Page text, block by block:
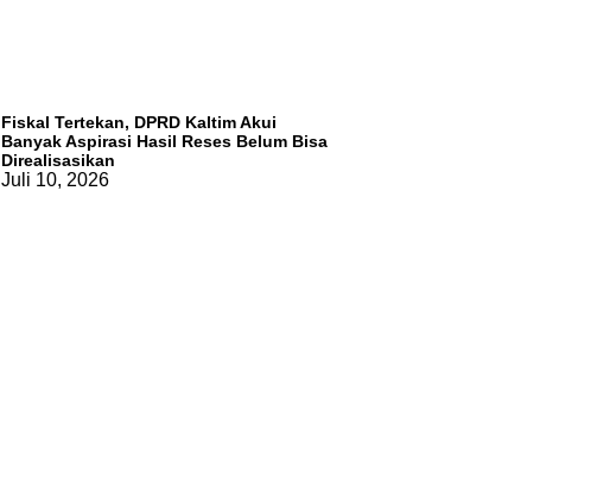
Fiskal Tertekan, DPRD Kaltim Akui
Banyak Aspirasi Hasil Reses Belum Bisa
Direalisasikan
Juli 10, 2026